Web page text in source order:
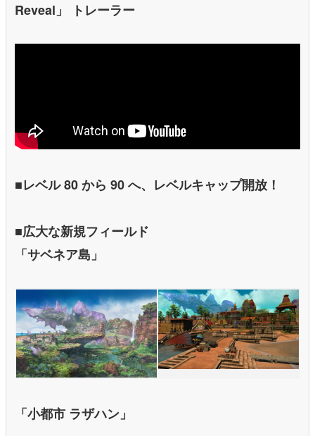
Reveal」 トレーラー
■レベル 80 から 90 へ、レベルキャップ開放！
■広大な新規フィールド
「サベネア島」
「小都市 ラザハン」